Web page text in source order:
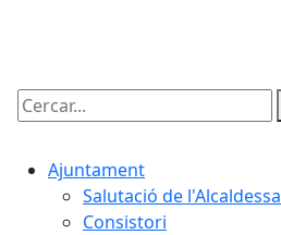
Cercar:
Ajuntament
Salutació de l'Alcaldessa
Consistori